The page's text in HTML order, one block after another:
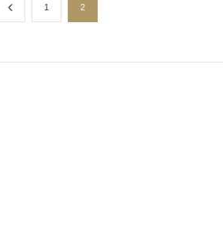
1 2